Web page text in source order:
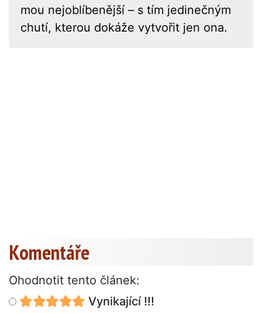
mou nejoblíbenější – s tím jedinečným
chutí, kterou dokáže vytvořit jen ona.
Komentáře
Ohodnotit tento článek:
Vynikající !!!